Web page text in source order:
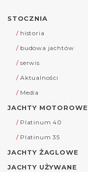
STOCZNIA
historia
budowa jachtów
serwis
Aktualności
Media
JACHTY MOTOROWE
Platinum 40
Platinum 35
JACHTY ŻAGLOWE
JACHTY UŻYWANE